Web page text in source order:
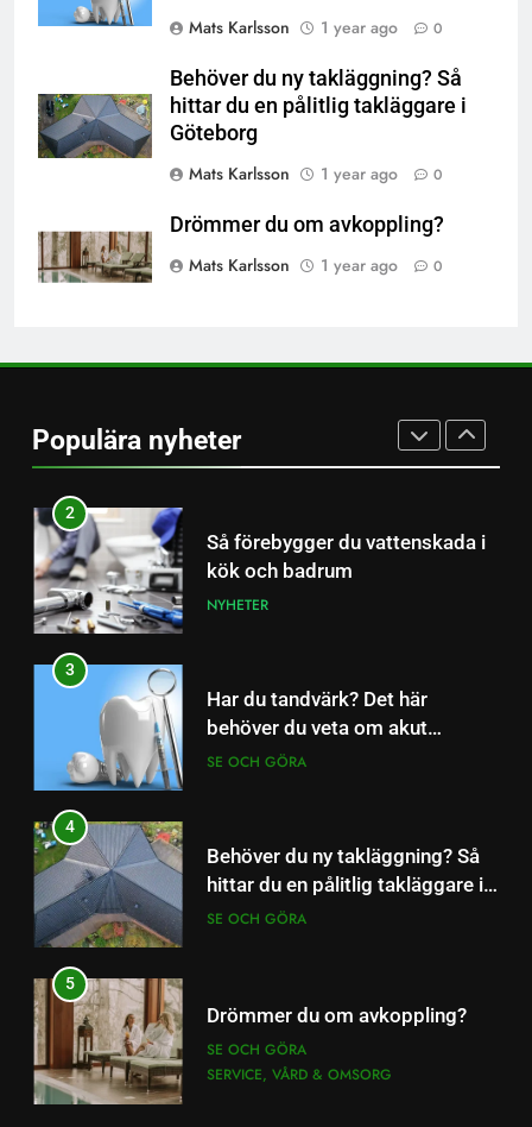
Mats Karlsson
1 year ago 0
Behöver du ny takläggning? Så
hittar du en pålitlig takläggare i
Göteborg
Mats Karlsson
1 year ago 0
Drömmer du om avkoppling?
Mats Karlsson
1 year ago 0
Populära nyheter
Behöver du poolservice i
Stockholm?
FÖRETAG SE OCH GÖRA
1
Reparbete & Industriklättring –
Så förebygger du vattenskada i
kök och badrum
3
Har du tandvärk? Det här
behöver du veta om akut
Behöver du ny takläggning? Så
hittar du en pålitlig takläggare i
5
Drömmer du om avkoppling?
SE OCH GÖRA
6
Akut tandvärk i Göteborg?